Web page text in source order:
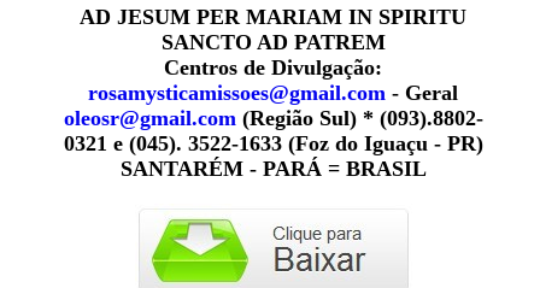
AD JESUM PER MARIAM IN SPIRITU
SANCTO AD PATREM
Centros de Divulgação:
rosamysticamissoes@gmail.com - Geral
oleosr@gmail.com(Região Sul) * (093).8802-
0321 e (045). 3522-1633 (Foz do Iguaçu - PR)
SANTARÉM - PARÁ = BRASIL